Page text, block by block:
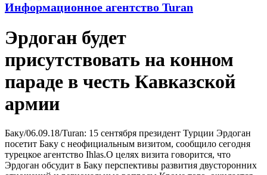
Информационное агентство Turan
Эрдоган будет
присутствовать на конном
параде в честь Кавказской
армии
Баку/06.09.18/Turan: 15 сентября президент Турции Эрдоган
посетит Баку с неофициальным визитом, сообщило сегодня
турецкое агентство Ihlas.О целях визита говорится, что
Эрдоган обсудит в Баку перспективы развития двусторонних